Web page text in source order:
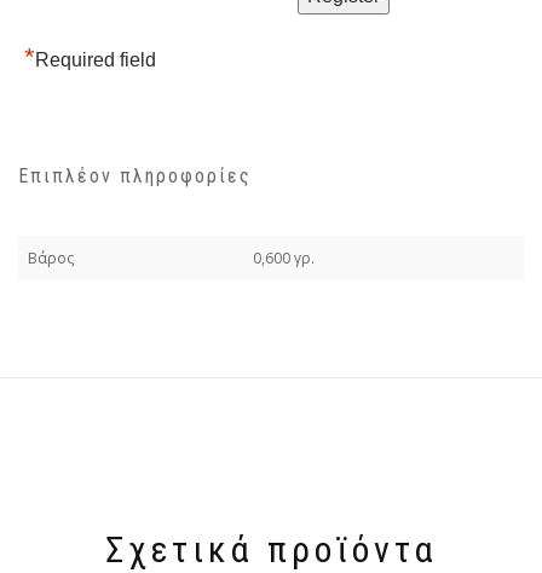
*Required field
Επιπλέον πληροφορίες
Βάρος 0,600 γρ.
Σχετικά προϊόντα